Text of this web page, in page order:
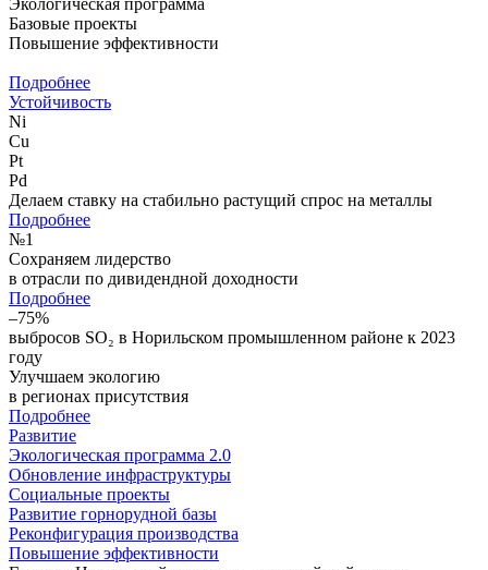
Базовые проекты
Повышение эффективности
Подробнее
Устойчивость
Ni
Cu
Pt
Pd
Делаем ставку на стабильно растущий спрос на металлы
Подробнее
№1
Сохраняем лидерство
в отрасли по дивидендной доходности
Подробнее
–75%
выбросов SO₂ в Норильском промышленном районе к 2023
году
Улучшаем экологию
в регионах присутствия
Подробнее
Развитие
Экологическая программа 2.0
Обновление инфраструктуры
Социальные проекты
Развитие горнорудной базы
Реконфигурация производства
Повышение эффективности